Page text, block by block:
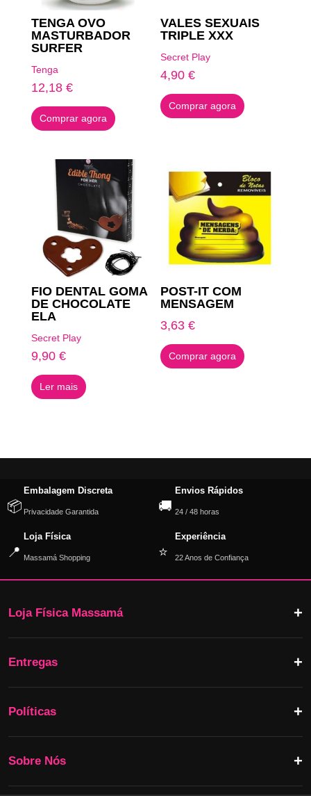
TENGA OVO
MASTURBADOR
SURFER
Tenga
12,18 €
Comprar agora
VALES SEXUAIS
TRIPLE XXX
Secret Play
4,90€
Comprar agora
FIO DENTAL GOMA
DE CHOCOLATE
ELA
Secret Play
9,90 €
Ler mais
POST-IT COM
MENSAGEM
3,63€
Comprar agora
📦
Embalagem Discreta
Privacidade Garantida 🚚
Envios Rápidos
24 / 48 horas
📍
Loja Física
Massamá Shopping ⭐
Experiência
22 Anos de Confiança
Loja Física Massamá
Entregas
Políticas
Sobre Nós